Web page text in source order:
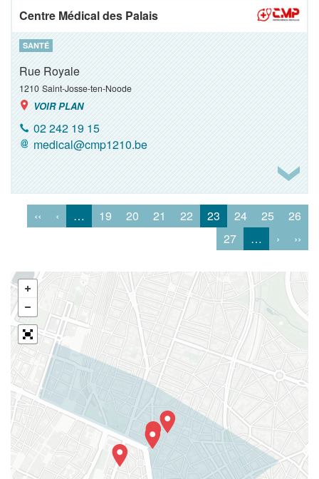
Centre Médical des Palais
SANTÉ
Rue Royale
1210 Saint-Josse-ten-Noode
VOIR PLAN
02 242 19 15
medical@cmp1210.be
‹‹ ‹ … 19 20 21 22 23 24 25
26
27
… › ››